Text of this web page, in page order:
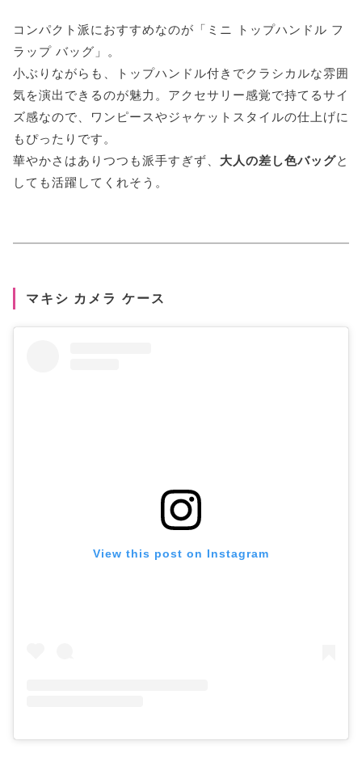
コンパクト派におすすめなのが「ミニ トップハンドル フ
ラップ バッグ」。
小ぶりながらも、トップハンドル付きでクラシカルな雰囲
気を演出できるのが魅力。アクセサリー感覚で持てるサイ
ズ感なので、ワンピースやジャケットスタイルの仕上げに
もぴったりです。
華やかさはありつつも派手すぎず、 大人の差し色バッグと
しても活躍してくれそう。
マキシ カメラ ケース
View this post on Instagram